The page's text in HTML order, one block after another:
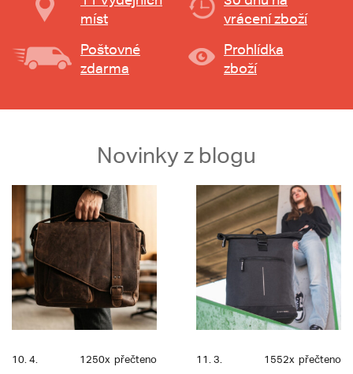
míst
vrácení zboží
Poštovné
zdarma
Prohlídka
zboží
Novinky z blogu
10. 4. 1250x přečteno 11. 3. 1552x přečteno